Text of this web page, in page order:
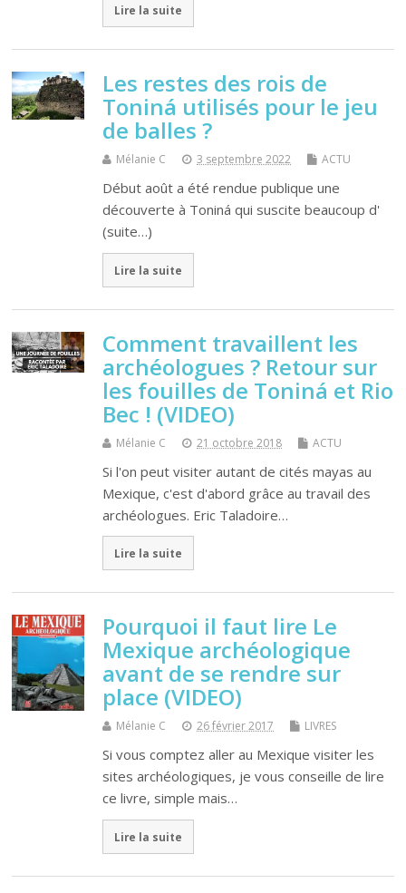
Lire la suite
Les restes des rois de
Toniná utilisés pour le jeu
de balles ?
Mélanie C 3 septembre 2022 ACTU
Début août a été rendue publique une
découverte à Toniná qui suscite beaucoup d'
(suite…)
Lire la suite
Comment travaillent les
archéologues ? Retour sur
les fouilles de Toniná et Rio
Bec ! (VIDEO)
Mélanie C 21 octobre 2018 ACTU
Si l'on peut visiter autant de cités mayas au
Mexique, c'est d'abord grâce au travail des
archéologues. Eric Taladoire…
Lire la suite
Pourquoi il faut lire Le
Mexique archéologique
avant de se rendre sur
place (VIDEO)
Mélanie C 26 février 2017 LIVRES
Si vous comptez aller au Mexique visiter les
sites archéologiques, je vous conseille de lire
ce livre, simple mais…
Lire la suite